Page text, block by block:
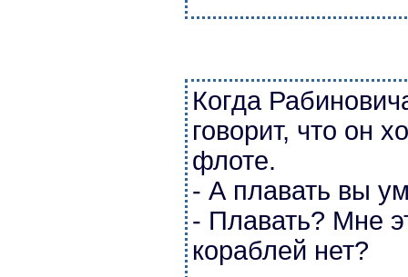
Когда
говорит, что он
флоте.
- А плавать вы
- Плавать? Мне
кораблей нет?